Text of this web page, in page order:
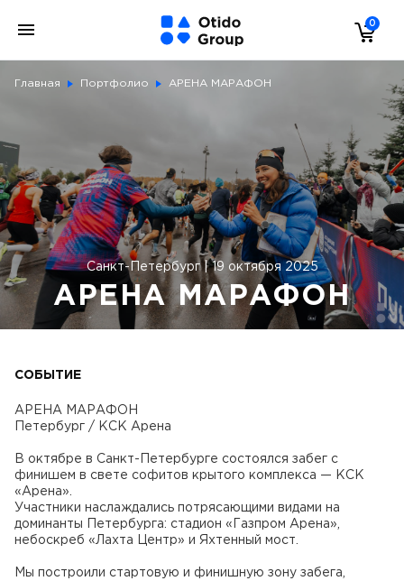
0
Главная Портфолио АРЕНА МАРАФОН
Санкт-Петербург | 19 октября 2025
АРЕНА МАРАФОН
СОБЫТИЕ
АРЕНА МАРАФОН
Петербург / КСК Арена
В октябре в Санкт-Петербурге состоялся забег с
финишем в свете софитов крытого комплекса — КСК
«Арена».
Участники наслаждались потрясающими видами на
доминанты Петербурга: стадион «Газпром Арена»,
небоскреб «Лахта Центр» и Яхтенный мост.
Мы построили стартовую и финишную зону забега,